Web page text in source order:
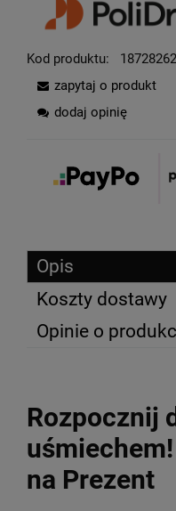
Kod produktu:
zapytaj o produkt
dodaj opinię
Opis
Koszty dostawy
Opinie o
Rozpocznij
na Prezent